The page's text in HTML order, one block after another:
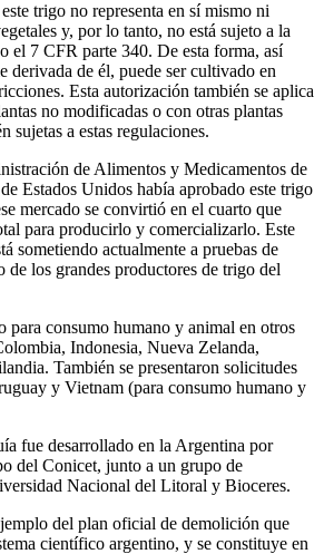
trigo no representa en sí mismo ni
y, por lo tanto, no está sujeto a la
el 7 CFR parte 340. De esta forma, así
derivada de él, puede ser cultivado en
Esta autorización también se aplica
no modificadas o con otras plantas
sujetas a estas regulaciones.
de Alimentos y Medicamentos de
Estados Unidos había aprobado este trigo
mercado se convirtió en el cuarto que
para producirlo y comercializarlo. Este
sometiendo actualmente a pruebas de
de los grandes productores de trigo del
para consumo humano y animal en otros
Indonesia, Nueva Zelanda,
También se presentaron solicitudes
y Vietnam (para consumo humano y
fue desarrollado en la Argentina por
del Conicet, junto a un grupo de
Nacional del Litoral y Bioceres.
del plan oficial de demolición que
científico argentino, y se constituye en